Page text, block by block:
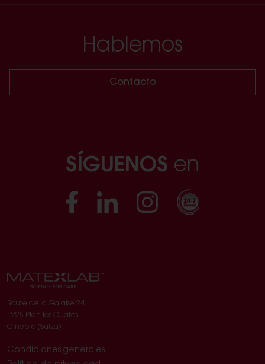
LAB SPA, via Carlo Urbani 2 ang. via Enrico Fermi, Brindisi, (Italia).
Lee atentamente las instrucciones de los prospectos. El uso de estos
de inyección de rellenos de ácido hialurónico y de acuerdo con la
normativa local.
Hablemos
Contacto
SÍGUENOS en
FacebookLinkedin Instagram
Route de la Galaise 24
1228 Plan les Ouates
Ginebra (Suiza)
Condiciones generales